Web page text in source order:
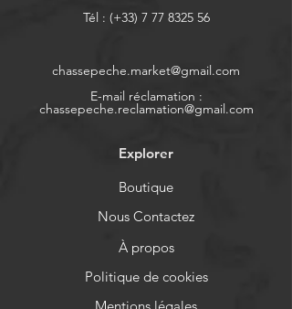
Tél : (+33) 7 77 8325 56
chassepeche.market@gmail.com
E-mail réclamation :
chassepeche.reclamation@gmail.com
Explorer
Boutique
Nous Contactez
À propos
Politique de cookies